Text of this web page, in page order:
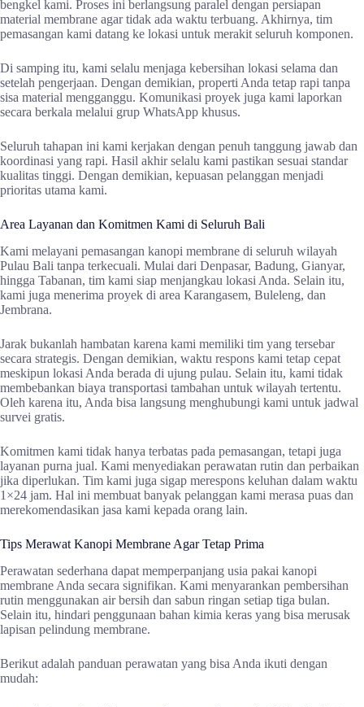
bengkel kami. Proses ini berlangsung paralel dengan persiapan
material membrane agar tidak ada waktu terbuang. Akhirnya, tim
pemasangan kami datang ke lokasi untuk merakit seluruh komponen.
Di samping itu, kami selalu menjaga kebersihan lokasi selama dan
setelah pengerjaan. Dengan demikian, properti Anda tetap rapi tanpa
sisa material mengganggu. Komunikasi proyek juga kami laporkan
secara berkala melalui grup WhatsApp khusus.
Seluruh tahapan ini kami kerjakan dengan penuh tanggung jawab dan
koordinasi yang rapi. Hasil akhir selalu kami pastikan sesuai standar
kualitas tinggi. Dengan demikian, kepuasan pelanggan menjadi
prioritas utama kami.
Area Layanan dan Komitmen Kami di Seluruh Bali
Kami melayani pemasangan kanopi membrane di seluruh wilayah
Pulau Bali tanpa terkecuali. Mulai dari Denpasar, Badung, Gianyar,
hingga Tabanan, tim kami siap menjangkau lokasi Anda. Selain itu,
kami juga menerima proyek di area Karangasem, Buleleng, dan
Jembrana.
Jarak bukanlah hambatan karena kami memiliki tim yang tersebar
secara strategis. Dengan demikian, waktu respons kami tetap cepat
meskipun lokasi Anda berada di ujung pulau. Selain itu, kami tidak
membebankan biaya transportasi tambahan untuk wilayah tertentu.
Oleh karena itu, Anda bisa langsung menghubungi kami untuk jadwal
survei gratis.
Komitmen kami tidak hanya terbatas pada pemasangan, tetapi juga
layanan purna jual. Kami menyediakan perawatan rutin dan perbaikan
jika diperlukan. Tim kami juga sigap merespons keluhan dalam waktu
1×24 jam. Hal ini membuat banyak pelanggan kami merasa puas dan
merekomendasikan jasa kami kepada orang lain.
Tips Merawat Kanopi Membrane Agar Tetap Prima
Perawatan sederhana dapat memperpanjang usia pakai kanopi
membrane Anda secara signifikan. Kami menyarankan pembersihan
rutin menggunakan air bersih dan sabun ringan setiap tiga bulan.
Selain itu, hindari penggunaan bahan kimia keras yang bisa merusak
lapisan pelindung membrane.
Berikut adalah panduan perawatan yang bisa Anda ikuti dengan
mudah: